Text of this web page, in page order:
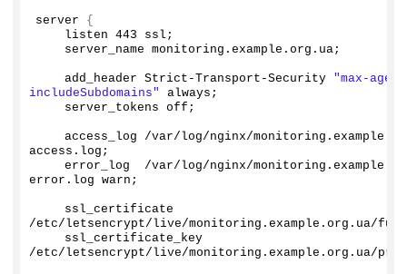
server {
    listen
443 ssl;
    server_name monitoring.
example . org . ua;
    add_header Strict-Transport-Security
"max-
includeSubdomains"
always;
    server_tokens off;
    access_log /var/log/nginx/monitoring.
example
access. log ;
    error_log  /var/log/nginx/monitoring.
example
error. log warn;
    ssl_certificate
/etc/letsencrypt/live/monitoring. example . org . ua/
    ssl_certificate_key
/etc/letsencrypt/live/monitoring. example . org . ua/